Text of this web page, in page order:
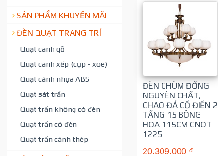
SẢN PHẨM KHUYẾN MÃI
ĐÈN QUẠT TRANG TRÍ
Quạt cánh gỗ
Quạt cánh xếp (cụp - xoè)
Quạt cánh nhựa ABS
Quạt sát trần
Quạt trần không có đèn
Quạt trần có đèn
Quạt trần cánh thép
ĐÈN CHÙM ĐỒNG
NGUYÊN CHẤT,
CHAO ĐÁ CỔ ĐIỂN 2
TẦNG 15 BÔNG
HOA 115CM CNQT-
1225
20.309.000 ₫